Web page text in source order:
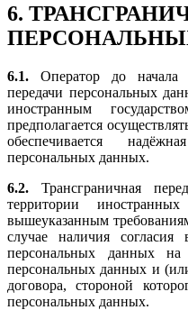
6.
6.1. Оператор до начала
передачи персональных
иностранным
предполагается
обеспечивается
персональных данных.
6.2. Трансграничная
территории
вышеуказанным
случае наличия
персональных данных на
персональных данных и
договора, стороной
персональных данных.